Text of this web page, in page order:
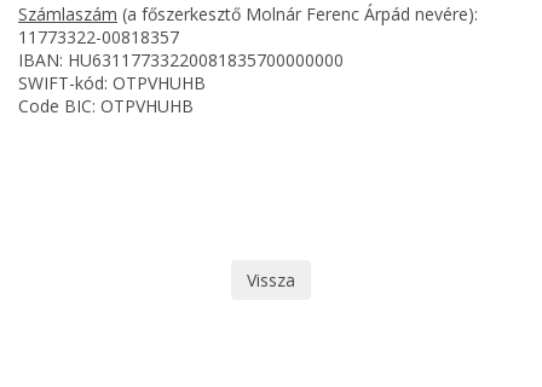
Számlaszám (a főszerkesztő Molnár Ferenc Árpád nevére):
11773322-00818357
IBAN: HU63117733220081835700000000
SWIFT-kód: OTPVHUHB
Code BIC: OTPVHUHB
Vissza